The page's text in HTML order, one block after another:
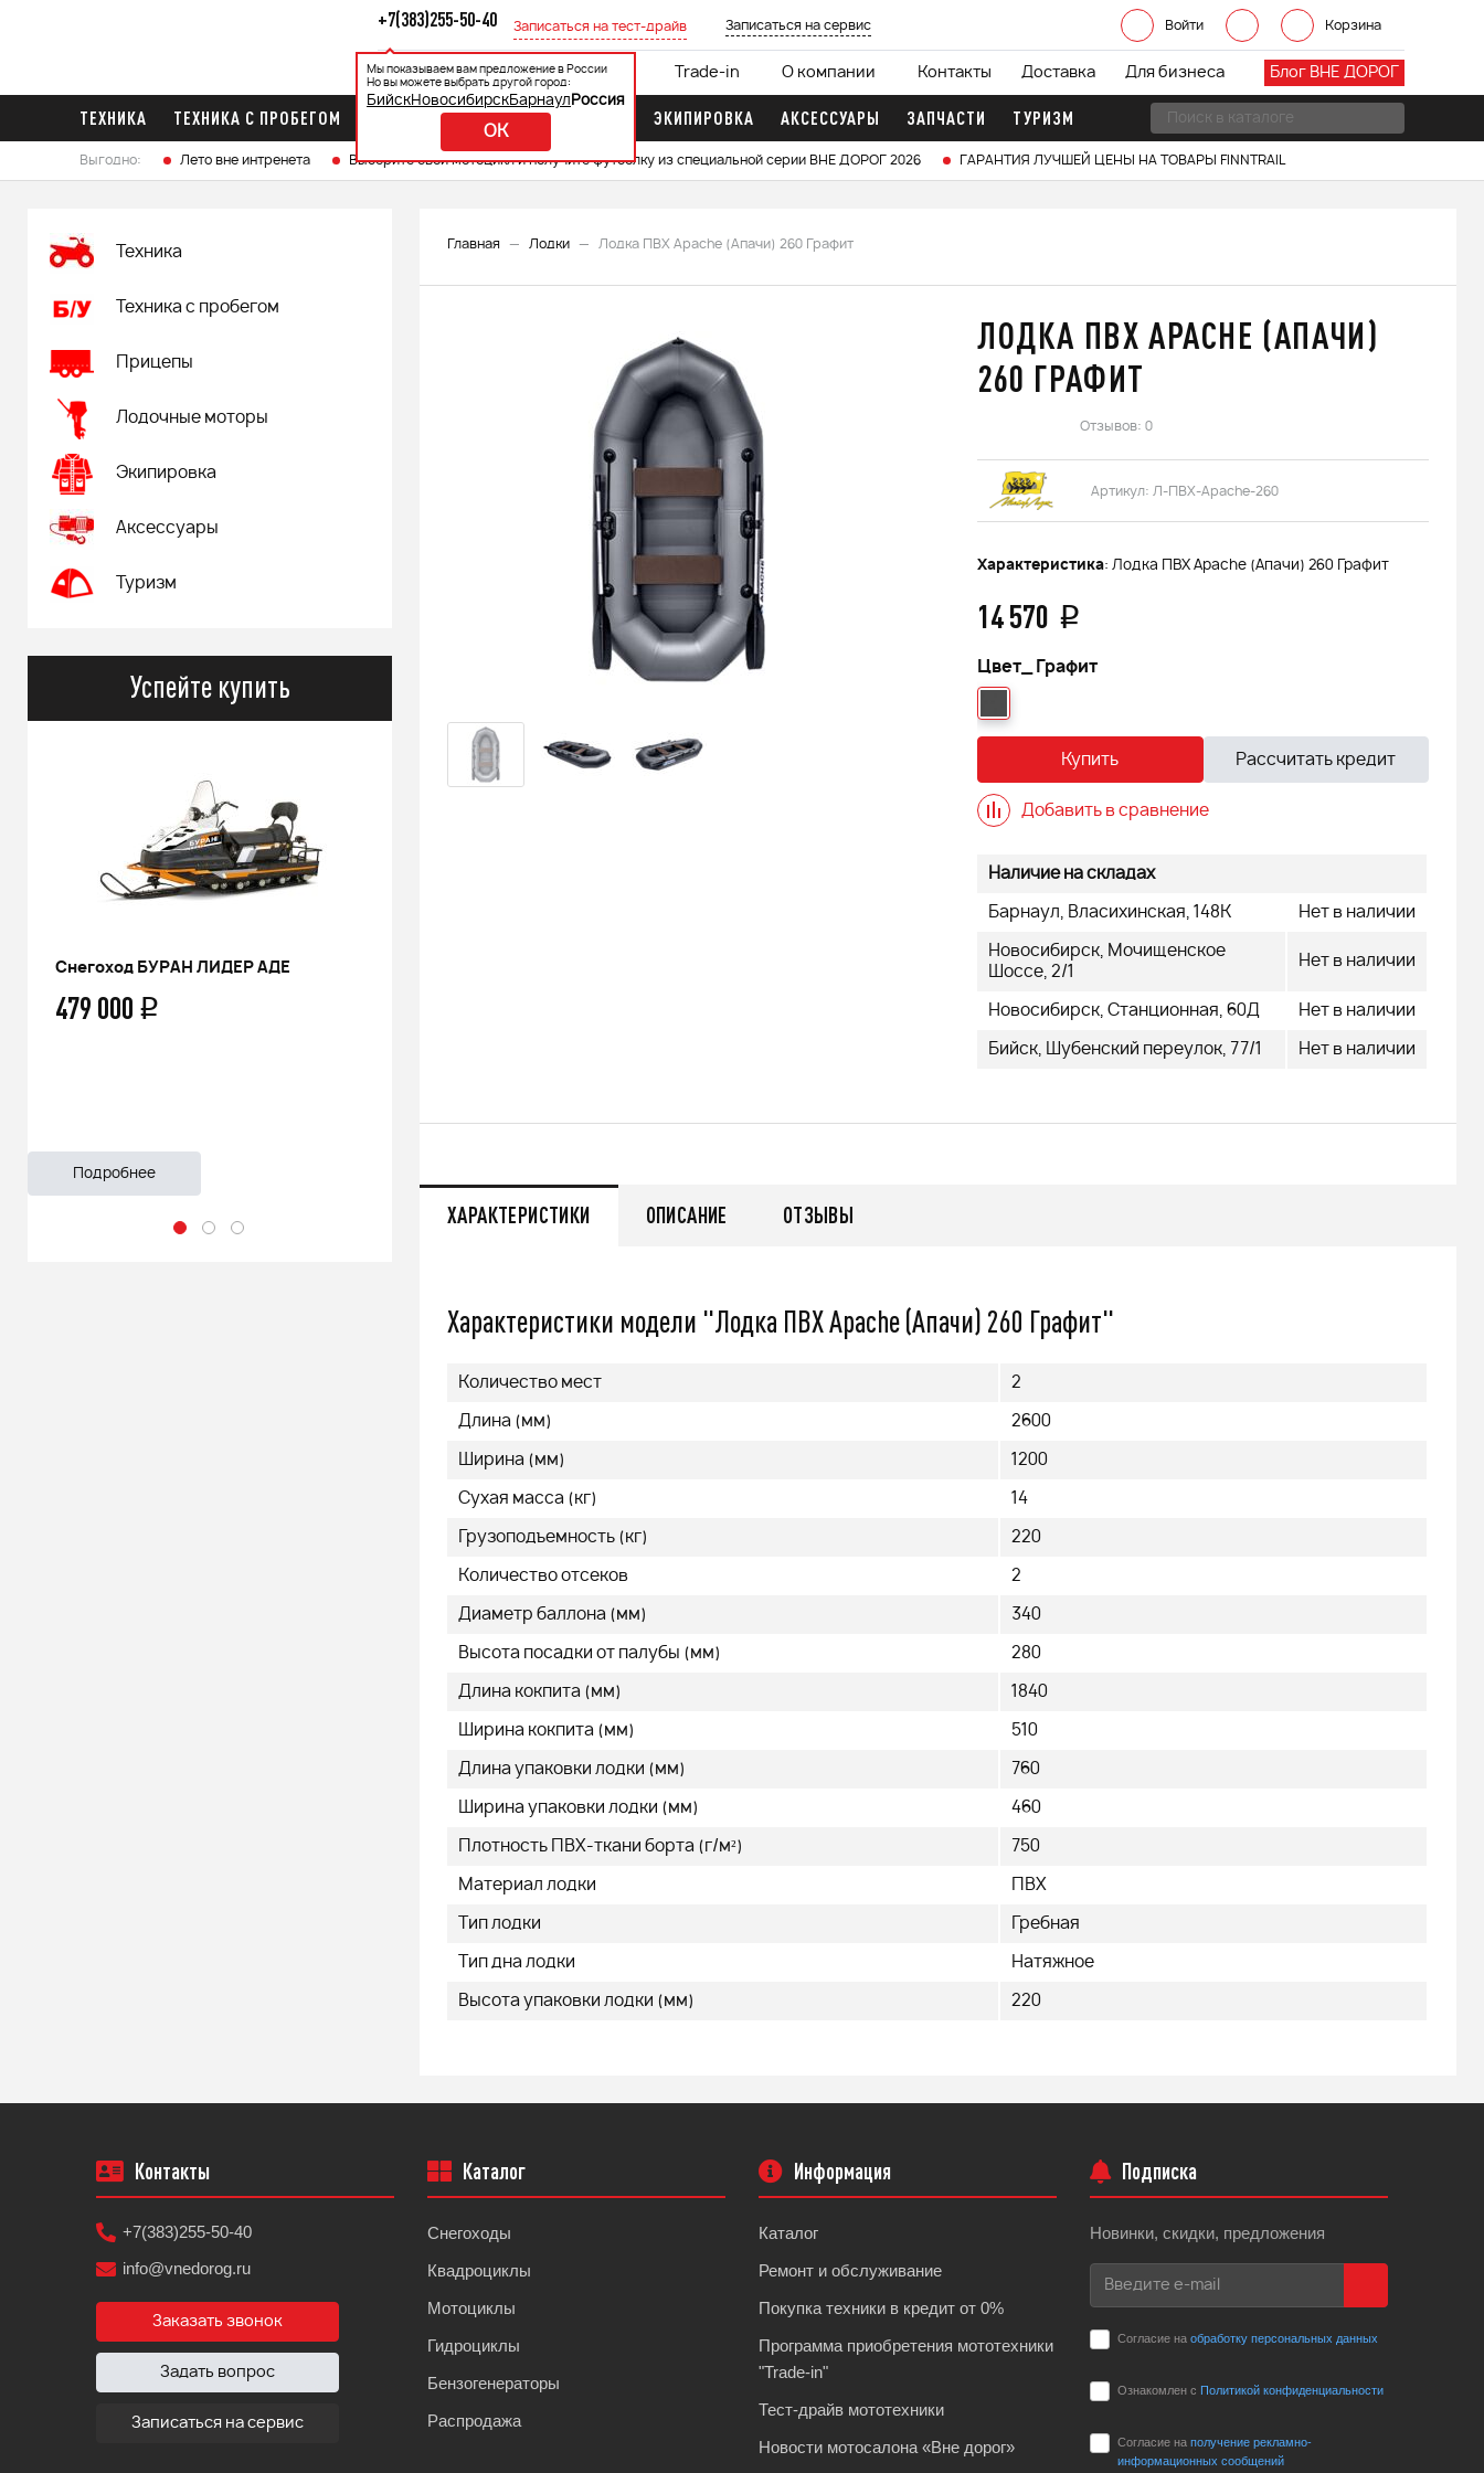
Войти Корзина
+7(383)255-50-40
Мы показываем вам предложение в России
Но вы можете выбрать другой город:
БийскНовосибирскБарнаул Россия
OK
Записаться на тест-драйв Записаться на сервис
Блог ВНЕ ДОРОГ
Каталог Акции Кредит 0% Trade-in О компании Контакты Доставка Для бизнеса
ТЕХНИКА ТЕХНИКА С ПРОБЕГОМ ЛОДОЧНЫЕ МОТОРЫ ЭКИПИРОВКА АКСЕССУАРЫ ЗАПЧАСТИ ТУРИЗМ
Выгодно: Лето вне интренета Выберите свой мотоцикл и получите футболку из специальной серии ВНЕ ДОРОГ 2026 ГАРАНТИЯ ЛУЧШЕЙ ЦЕНЫ НА ТОВАРЫ FINNTRAIL
Главная Лодки Лодка ПВХ Apache (Апачи) 260 Графит
Техника
Техника с пробегом
Прицепы
Лодочные моторы
Экипировка
Аксессуары
Туризм
Успейте купить
РИНАЛЬ 2013 черный В/Т 1м
66 500q
Подробнее
Снегоход БУРАН ЛИДЕР АДЕ
ЛОДКА ПВХ APACHE (АПАЧИ)
260 ГРАФИТ
Отзывов: 0
Артикул: Л-ПВХ-Apache-260
Характеристика: Лодка ПВХ Apache (Апачи) 260 Графит
14 570 q
Цвет_ Графит
Купить Рассчитать кредит
Добавить в сравнение
Наличие на складах
Барнаул, Власихинская, 148К Нет в наличии
Новосибирск, Мочищенское
Шоссе, 2/1
Нет в наличии
Новосибирск, Станционная, 60Д Нет в наличии
Бийск, Шубенский переулок, 77/1 Нет в наличии
ХАРАКТЕРИСТИКИ ОПИСАНИЕ ОТЗЫВЫ
Характеристики модели "Лодка ПВХ Apache (Апачи) 260 Графит"
Количество мест 2
Длина (мм) 2600
Ширина (мм) 1200
Сухая масса (кг) 14
Грузоподъемность (кг) 220
Количество отсеков 2
Диаметр баллона (мм) 340
Высота посадки от палубы (мм) 280
Длина кокпита (мм) 1840
Ширина кокпита (мм) 510
Длина упаковки лодки (мм) 760
Ширина упаковки лодки (мм) 460
Плотность ПВХ-ткани борта (г/м²) 750
Материал лодки ПВХ
Тип лодки Гребная
Тип дна лодки Натяжное
Высота упаковки лодки (мм) 220
Контакты
+7(383)255-50-40
info@vnedorog.ru
Заказать звонок
Задать вопрос
Записаться на сервис
Каталог
Снегоходы
Квадроциклы
Мотоциклы
Гидроциклы
Бензогенераторы
Распродажа
Информация
Каталог
Ремонт и обслуживание
Покупка техники в кредит от 0%
Программа приобретения мототехники
"Trade-in"
Тест-драйв мототехники
Новости мотосалона «Вне дорог»
Подписка
Новинки, скидки, предложения
Согласие на обработку персональных данных
Ознакомлен с Политикой конфиденциальности
Согласие на получение рекламно-
информационных сообщений